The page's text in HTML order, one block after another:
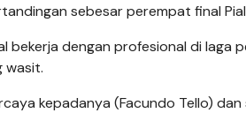
sebesar perempat final
bekerja dengan profesional di laga
wasit.
kepadanya (Facundo Tello)